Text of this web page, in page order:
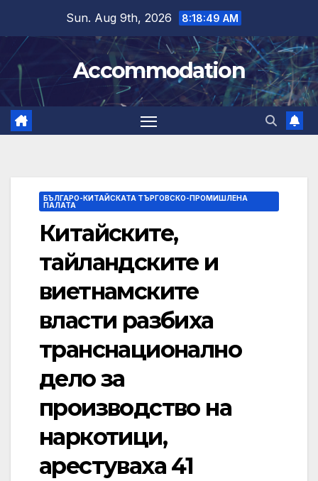
content
Sun. Aug 9th, 2026 8:18:50 AM
Accommodation
БЪЛГАРО-КИТАЙСКАТА ТЪРГОВСКО-ПРОМИШЛЕНА
ПАЛАТА
Китайските,
тайландските и
виетнамските
власти разбиха
транснационално
дело за
производство на
наркотици,
арестуваха 41